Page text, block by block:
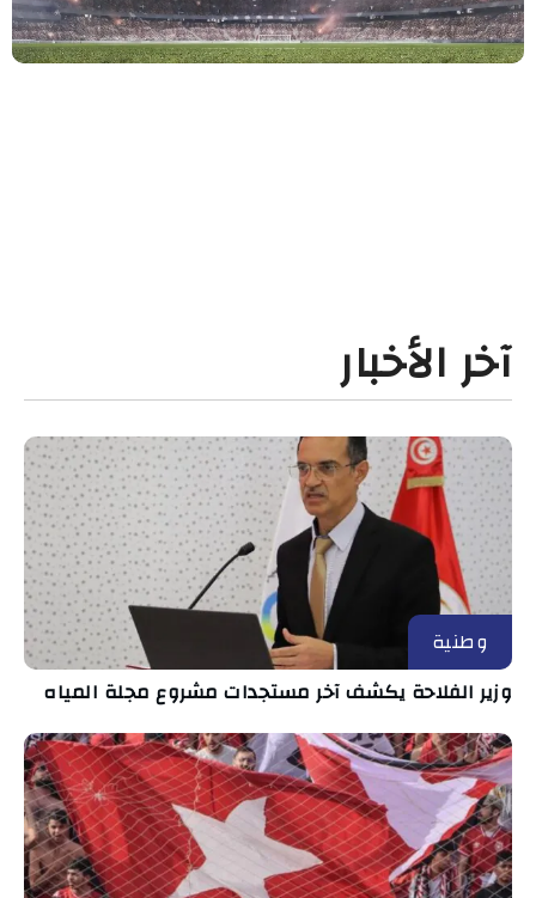
آخر الأخبار
وطنية
وزير الفلاحة يكشف آخر مستجدات مشروع مجلة المياه